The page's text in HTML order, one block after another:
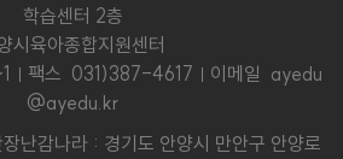
학습센터 2층
시육아종합지원센터
팩스 031)387-4617
이메일 ayedu
@ayedu.kr
난감나라 : 경기도 안양시 만안구 안양로